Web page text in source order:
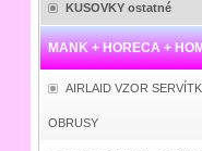
KUSOVKY ostatné
MANK + HORECA +
AIRLAID VZOR
OBRUSY